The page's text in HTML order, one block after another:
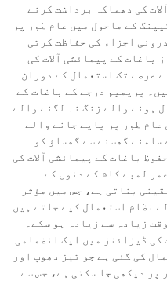
کی دھماکہ برداشت کرنے
کے ماحول میں عام طور پر
اجزاء کی حفاظت کرتی
باغات کے پیمائشی آلات کی
عرصے تک استعمال کے دوران
پریمیم درجے کے باغات کے
ہونے والے زنگ نہ لگنے والے
عام طور پر پایے جانے والے
گھسنے سے گھساؤ کو
باغات کے پیمائشی آلات کی
لمبے کام کے دنوں کے
بناتی ہے، جس میں مؤثر
نظام استعمال کیے جاتے ہیں
زیادہ سے زیادہ ہو سکے۔
کی ڈیزائنز میں ایک انضمامی
کی گئی ہے جو تیز دھوپ اور
پر دیکھی جا سکتی ہے، جس سے